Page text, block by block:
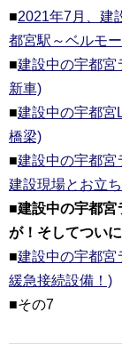
■2021年7月、建
都宮駅～ベルモ
■建設中の宇都宮
新車)
■建設中の宇都宮
橋梁)
■建設中の宇都宮
建設現場とお立
■建設中の宇都宮
が！そしてつい
■建設中の宇都宮
緩急接続設備！)
■その7